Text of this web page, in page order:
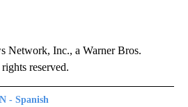
Inc., a Warner Bros.
reserved.
- Spanish